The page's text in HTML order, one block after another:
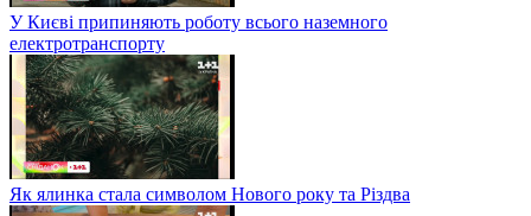
У Києві припиняють роботу всього наземного
електротранспорту
Як ялинка стала символом Нового року та Різдва